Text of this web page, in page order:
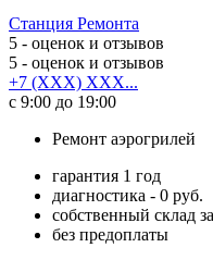
Станция Ремонта
5 - оценок и отзывов
5 - оценок и отзывов
+7 (XXX) XXX...
с 9:00 до 19:00
Ремонт аэрогрилей
гарантия 1 год
диагностика - 0 руб.
собственный склад
без предоплаты